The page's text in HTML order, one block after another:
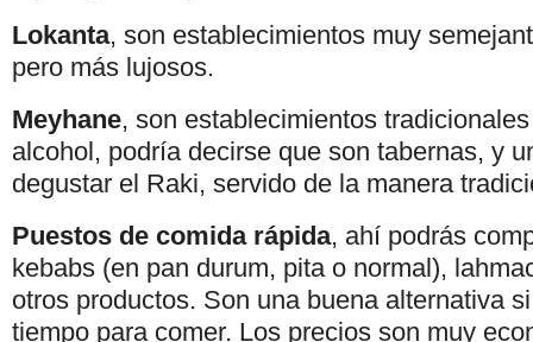
Lokanta, son establecimientos muy
pero más lujosos.
Meyhane, son establecimientos
alcohol, podría decirse que son tabernas, y
degustar el Raki, servido de la manera
Puestos de comida rápida, ahí podrás
kebabs (en pan durum, pita o normal),
otros productos. Son una buena alternativa
tiempo para comer. Los precios son muy